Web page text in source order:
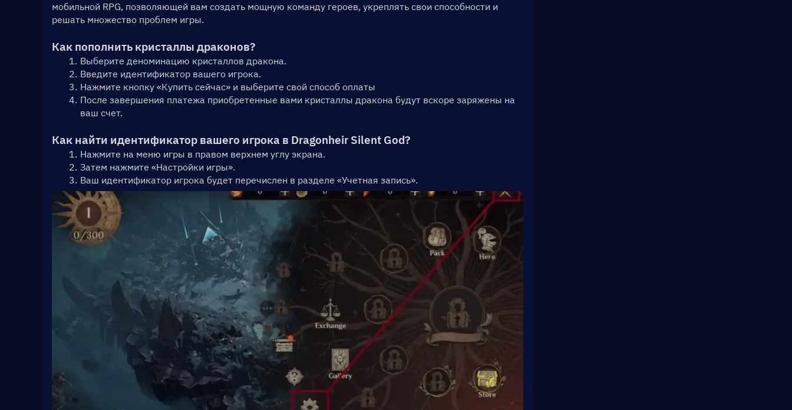
мобильной RPG, позволяющей вам создать мощную команду героев, укреплять свои способности и
решать множество проблем игры.
Как пополнить кристаллы драконов?
Выберите деноминацию кристаллов дракона.
Введите идентификатор вашего игрока.
Нажмите кнопку «Купить сейчас» и выберите свой способ оплаты
После завершения платежа приобретенные вами кристаллы дракона будут вскоре заряжены на
ваш счет.
Как найти идентификатор вашего игрока в Dragonheir Silent God?
Нажмите на меню игры в правом верхнем углу экрана.
Затем нажмите «Настройки игры».
Ваш идентификатор игрока будет перечислен в разделе «Учетная запись».